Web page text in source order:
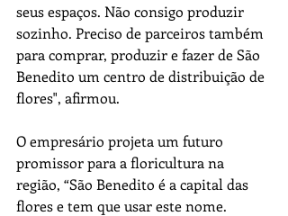
seus espaços. Não consigo produzir
sozinho. Preciso de parceiros também
para comprar, produzir e fazer de São
Benedito um centro de distribuição de
flores", afirmou.
O empresário projeta um futuro
promissor para a floricultura na
região, “São Benedito é a capital das
flores e tem que usar este nome.